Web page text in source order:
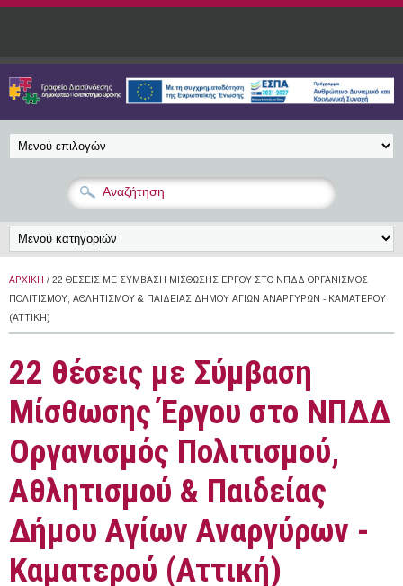
Παράκαμψη προς το κυρίως περιεχόμενο
ΑΡΧΙΚΉ / 22 ΘΈΣΕΙΣ ΜΕ ΣΎΜΒΑΣΗ ΜΊΣΘΩΣΗΣ ΈΡΓΟΥ ΣΤΟ ΝΠΔΔ ΟΡΓΑΝΙΣΜΌΣ
ΠΟΛΙΤΙΣΜΟΎ, ΑΘΛΗΤΙΣΜΟΎ & ΠΑΙΔΕΊΑΣ ΔΉΜΟΥ ΑΓΊΩΝ ΑΝΑΡΓΎΡΩΝ - ΚΑΜΑΤΕΡΟΎ
(ΑΤΤΙΚΉ)
22 θέσεις με Σύμβαση
Μίσθωσης Έργου στο ΝΠΔΔ
Οργανισμός Πολιτισμού,
Αθλητισμού & Παιδείας
Δήμου Αγίων Αναργύρων -
Καματερού (Αττική)